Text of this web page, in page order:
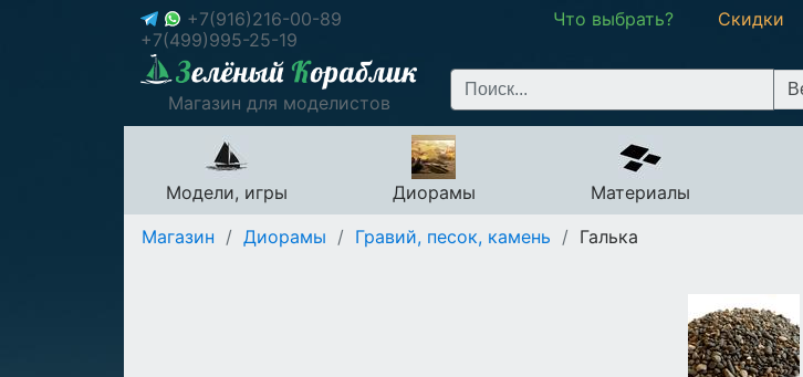
+7(916)216-00-89
+7(499)995-25-19
Что выбрать? Скидки
Магазин для моделистов
Модели, игры Диорамы Материалы
Магазин / Диорамы / Гравий, песок, камень / Галька